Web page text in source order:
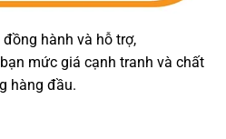
hành và hỗ trợ,
mức giá cạnh tranh và chất
hàng đầu.